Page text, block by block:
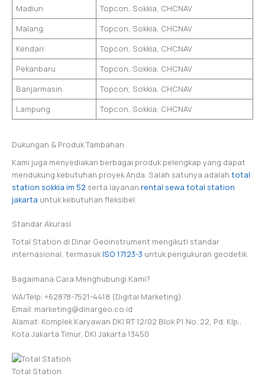
Madiun
Topcon, Sokkia, CHCNAV
Malang
Topcon, Sokkia, CHCNAV
Kendari
Topcon, Sokkia, CHCNAV
Pekanbaru
Topcon, Sokkia, CHCNAV
Banjarmasin
Topcon, Sokkia, CHCNAV
Lampung
Topcon, Sokkia, CHCNAV
Dukungan & Produk Tambahan
Kami juga menyediakan berbagai produk pelengkap yang dapat
mendukung kebutuhan proyek Anda. Salah satunya adalah total
station sokkia im 52 serta layanan rental sewa total station
jakarta untuk kebutuhan fleksibel.
Standar Akurasi
Total Station di Dinar Geoinstrument mengikuti standar
internasional, termasukISO 17123-3 untuk pengukuran geodetik.
Bagaimana Cara Menghubungi Kami?
WA/Telp: +62878-7521-4418 (Digital Marketing)
Email: marketing@dinargeo.co.id
Alamat: Komplek Karyawan DKI RT 12/02 Blok P1 No. 22, Pd. Klp.,
Kota Jakarta Timur, DKI Jakarta 13450
Total Station